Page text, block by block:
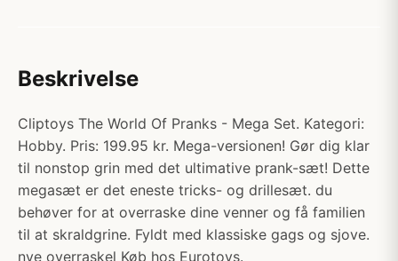
Beskrivelse
Cliptoys The World Of Pranks - Mega Set. Kategori:
Hobby. Pris: 199.95 kr. Mega-versionen! Gør dig klar
til nonstop grin med det ultimative prank-sæt! Dette
megasæt er det eneste tricks- og drillesæt. du
behøver for at overraske dine venner og få familien
til at skraldgrine. Fyldt med klassiske gags og sjove.
nye overraskel Køb hos Eurotoys.